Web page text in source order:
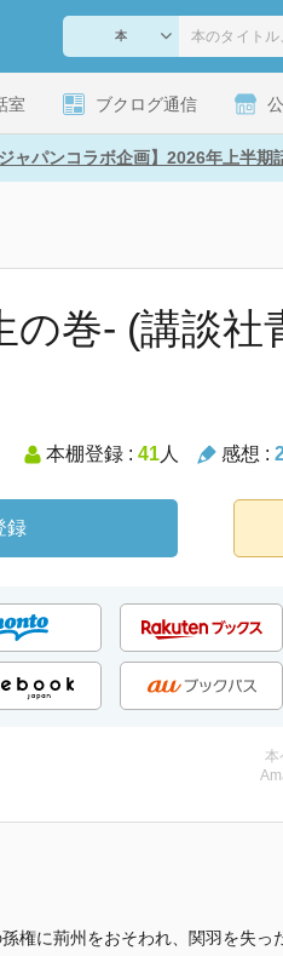
室 ブクログ通信
ジャパンコラボ企画】2026年上半期
の巻- (講談社
本棚登録 : 41人 感想 :
録
本
権に荊州をおそわれ、関羽を失っ